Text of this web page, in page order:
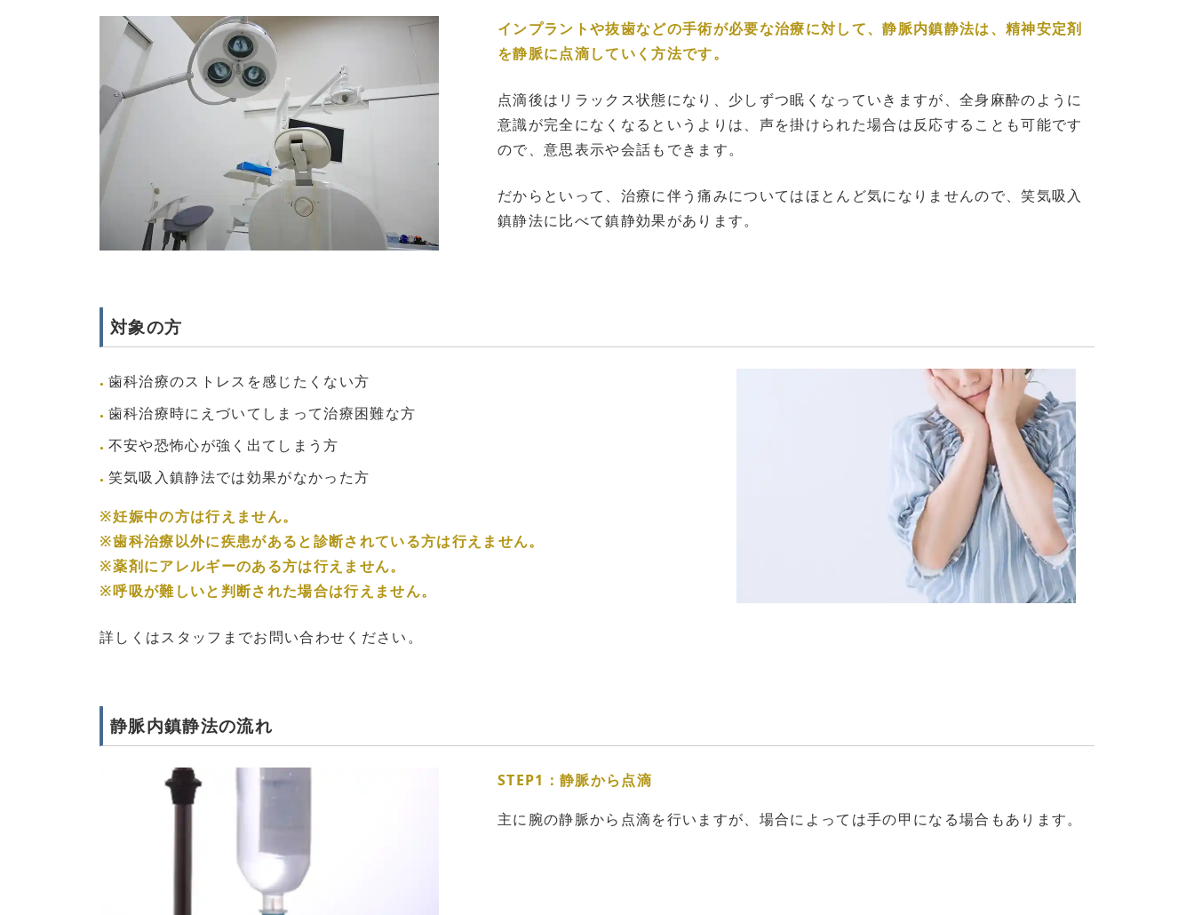
インプラントや抜歯などの手術が必要な治療に対して、静脈内鎮静法は、精神安定剤
を静脈に点滴していく方法です。
点滴後はリラックス状態になり、少しずつ眠くなっていきますが、全身麻酔のように
意識が完全になくなるというよりは、声を掛けられた場合は反応することも可能です
ので、意思表示や会話もできます。
だからといって、治療に伴う痛みについてはほとんど気になりませんので、笑気吸入
鎮静法に比べて鎮静効果があります。
対象の方
歯科治療のストレスを感じたくない方
歯科治療時にえづいてしまって治療困難な方
不安や恐怖心が強く出てしまう方
笑気吸入鎮静法では効果がなかった方
※妊娠中の方は行えません。
※歯科治療以外に疾患があると診断されている方は行えません。
※薬剤にアレルギーのある方は行えません。
※呼吸が難しいと判断された場合は行えません。
詳しくはスタッフまでお問い合わせください。
静脈内鎮静法の流れ
STEP1：静脈から点滴
主に腕の静脈から点滴を行いますが、場合によっては手の甲になる場合もあります。